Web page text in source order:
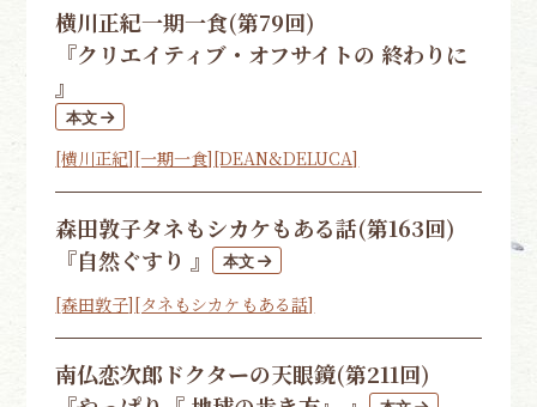
横川正紀一期一食(第79回)
『クリエイティブ・オフサイトの 終わりに
』
[横川正紀][一期一食][DEAN&DELUCA]
森田敦子タネもシカケもある話(第163回)
『自然ぐすり 』
[森田敦子][タネもシカケもある話]
南仏恋次郎ドクターの天眼鏡(第211回)